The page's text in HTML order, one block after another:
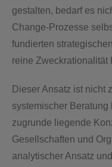
gestalten, bedarf es
Change-Prozesse
fundierten
reine Zweckrationalität
Dieser Ansatz ist nicht
systemischer
zugrunde liegende
Gesellschaften und
analytischer Ansatz